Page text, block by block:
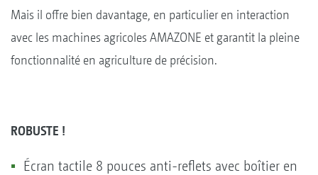
Mais il offre bien davantage, en particulier en interaction
avec les machines agricoles AMAZONE et garantit la pleine
fonctionnalité en agriculture de précision.
ROBUSTE !
Écran tactile 8 pouces anti-reflets avec boîtier en